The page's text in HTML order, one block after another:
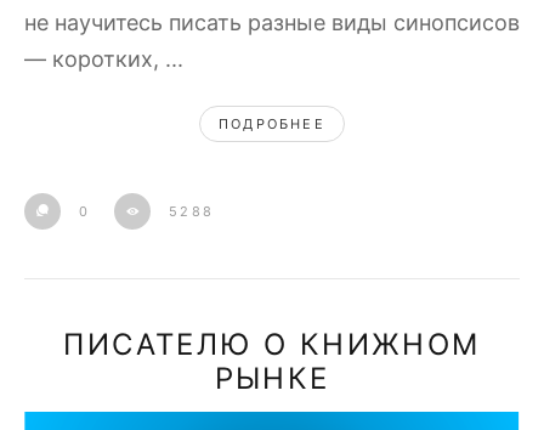
не научитесь писать разные виды синопсисов
— коротких, ...
ПОДРОБНЕЕ
0 5288
ПИСАТЕЛЮ О КНИЖНОМ
РЫНКЕ